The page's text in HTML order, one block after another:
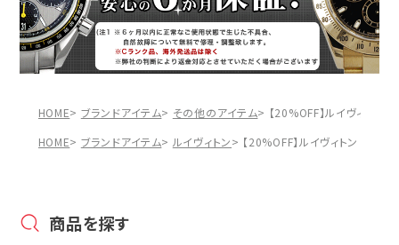
HOME ブランドアイテム その他のアイテム
【20%OFF】ルイヴィト
HOME
ブランドアイテム ルイヴィトン 【20%OFF】ルイヴィトン
商品を探す